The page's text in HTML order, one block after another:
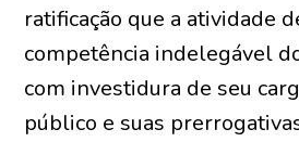
ratificação que a atividade
competência indelegável
com investidura de seu
público e suas